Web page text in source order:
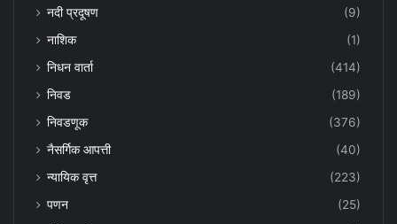
नदी प्रदूषण
(9)
नाशिक
(1)
निधन वार्ता
(414)
निवड
(189)
निवडणूक
(376)
नैसर्गिक आपत्ती
(40)
न्यायिक वृत्त
(223)
पणन
(25)